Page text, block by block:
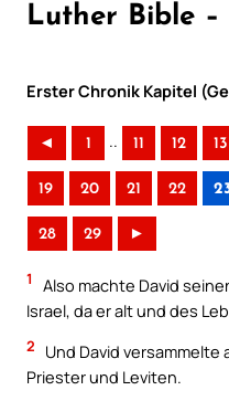
Luther Bible –
Erster Chronik Kapitel
◄ 1 .. 11 12 13
19 20 21 22
28 29 ►
1
Also machte David
Israel, da er alt und des
2
Und David versammelte
Priester und Leviten.